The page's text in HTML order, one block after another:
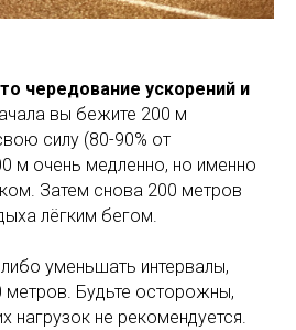
чередование ускорений и
вы бежите 200 м
силу (80-90% от
м очень медленно, но именно
Затем снова 200 метров
лёгким бегом.
уменьшать интервалы,
метров. Будьте осторожны,
нагрузок не рекомендуется.